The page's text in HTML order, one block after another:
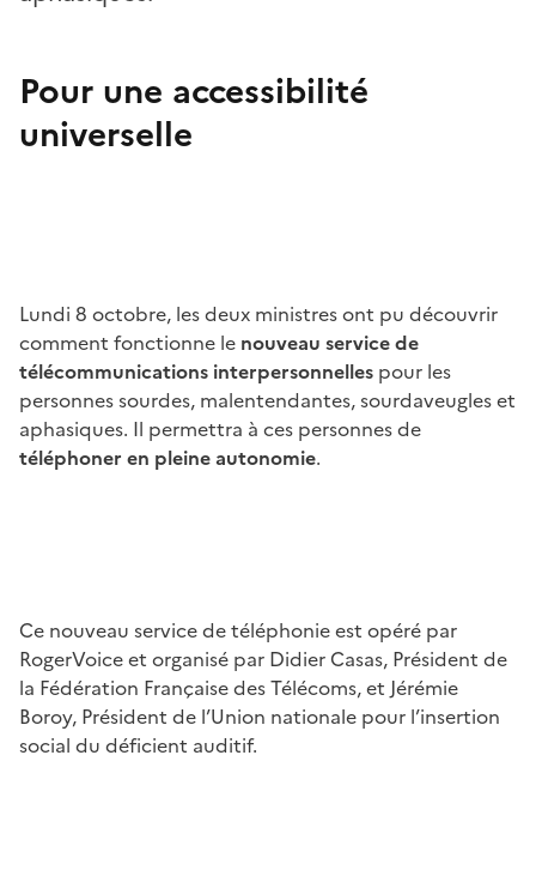
Pour une accessibilité
universelle
Lundi 8 octobre, les deux ministres ont pu découvrir
comment fonctionne le nouveau service de
télécommunications interpersonnelles pour les
personnes sourdes, malentendantes, sourdaveugles et
aphasiques. Il permettra à ces personnes de
téléphoner en pleine autonomie.
Ce nouveau service de téléphonie est opéré par
RogerVoice et organisé par Didier Casas, Président de
la Fédération Française des Télécoms, et Jérémie
Boroy, Président de l’Union nationale pour l’insertion
social du déficient auditif.